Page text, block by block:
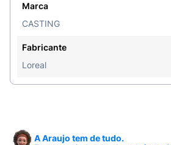
Folheto explicativo.
Marca
CASTING
Fabricante
Loreal
A Araujo tem de tudo.